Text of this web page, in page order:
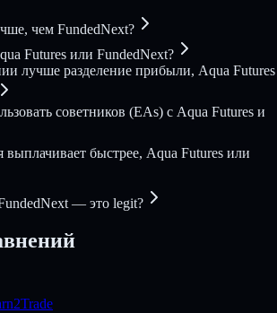
чем FundedNext?
Futures или FundedNext?
лучше разделение прибыли, Aqua Futures
советников (EAs) с Aqua Futures и
выплачивает быстрее, Aqua Futures или
— это legit?